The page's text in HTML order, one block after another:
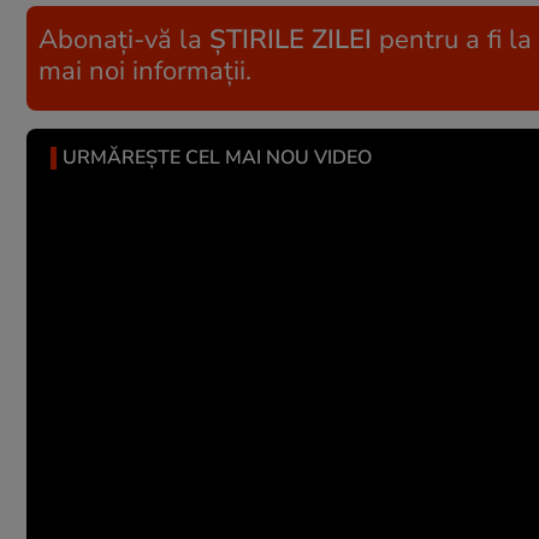
Abonați-vă la ȘTIRILE ZILEI pentru a fi la
mai noi informații.
URMĂREȘTE CEL MAI NOU VIDEO